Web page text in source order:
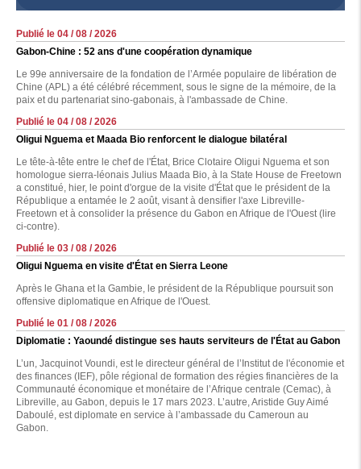
Publié le 04 / 08 / 2026
Gabon-Chine : 52 ans d'une coopération dynamique
Le 99e anniversaire de la fondation de l’Armée populaire de libération de
Chine (APL) a été célébré récemment, sous le signe de la mémoire, de la
paix et du partenariat sino-gabonais, à l'ambassade de Chine.
Publié le 04 / 08 / 2026
Oligui Nguema et Maada Bio renforcent le dialogue bilatéral
Le tête-à-tête entre le chef de l'État, Brice Clotaire Oligui Nguema et son
homologue sierra-léonais Julius Maada Bio, à la State House de Freetown
a constitué, hier, le point d'orgue de la visite d'État que le président de la
République a entamée le 2 août, visant à densifier l'axe Libreville-
Freetown et à consolider la présence du Gabon en Afrique de l'Ouest (lire
ci-contre).
Publié le 03 / 08 / 2026
Oligui Nguema en visite d'État en Sierra Leone
Après le Ghana et la Gambie, le président de la République poursuit son
offensive diplomatique en Afrique de l'Ouest.
Publié le 01 / 08 / 2026
Diplomatie : Yaoundé distingue ses hauts serviteurs de l'État au Gabon
L’un, Jacquinot Voundi, est le directeur général de l’Institut de l'économie et
des finances (IEF), pôle régional de formation des régies financières de la
Communauté économique et monétaire de l’Afrique centrale (Cemac), à
Libreville, au Gabon, depuis le 17 mars 2023. L’autre, Aristide Guy Aimé
Daboulé, est diplomate en service à l’ambassade du Cameroun au
Gabon.